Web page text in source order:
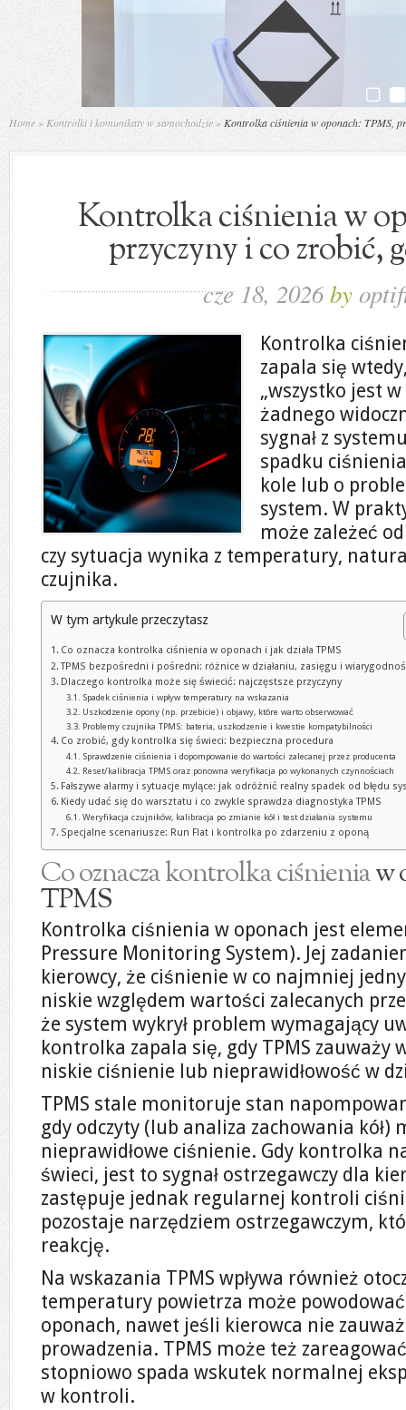
Home » Kontrolki i komunikaty w samochodzie » Kontrolka ciśnienia w oponach: TPMS,
Kontrolka ciśnienia w
przyczyny i co zrobić,
cze 18, 2026by
Kontrolka
zapala się
„wszystko jest
żadnego
sygnał z
spadku
kole lub o
system. W
może zależeć
czy sytuacja wynika z temperatury,
czujnika.
W tym artykule przeczytasz
Co oznacza kontrolka ciśnienia w oponach i jak działa TPMS
TPMS bezpośredni i pośredni: różnice w działaniu, zasięgu i
Dlaczego kontrolka może się świecić: najczęstsze przyczyny
Spadek ciśnienia i wpływ temperatury na wskazania
Uszkodzenie opony (np. przebicie) i objawy, które warto obserwować
Problemy czujnika TPMS: bateria, uszkodzenie i kwestie kompatybilności
Co zrobić, gdy kontrolka się świeci: bezpieczna procedura
Sprawdzenie ciśnienia i dopompowanie do wartości zalecanej przez producenta
Reset/kalibracja TPMS oraz ponowna weryfikacja po wykonanych czynnościach
Fałszywe alarmy i sytuacje mylące: jak odróżnić realny spadek od błędu
Kiedy udać się do warsztatu i co zwykle sprawdza diagnostyka TPMS
Weryfikacja czujników, kalibracja po zmianie kół i test działania systemu
Specjalne scenariusze: Run Flat i kontrolka po zdarzeniu z oponą
Co oznacza kontrolka ciśnieniaw
TPMS
Kontrolka ciśnienia w oponach jest
Pressure Monitoring System). Jej
kierowcy, że ciśnienie w co najmniej
niskie względem wartości zalecanych
że system wykrył problem wymagający
kontrolka zapala się, gdy TPMS zauważy
niskie ciśnienie lub nieprawidłowość w
TPMS stale monitoruje stan
gdy odczyty (lub analiza zachowania kół)
nieprawidłowe ciśnienie. Gdy kontrolka
świeci, jest to sygnał ostrzegawczy dla
zastępuje jednak regularnej kontroli
pozostaje narzędziem ostrzegawczym,
reakcję.
Na wskazania TPMS wpływa również
temperatury powietrza może
oponach, nawet jeśli kierowca nie
prowadzenia. TPMS może też
stopniowo spada wskutek normalnej
w kontroli.